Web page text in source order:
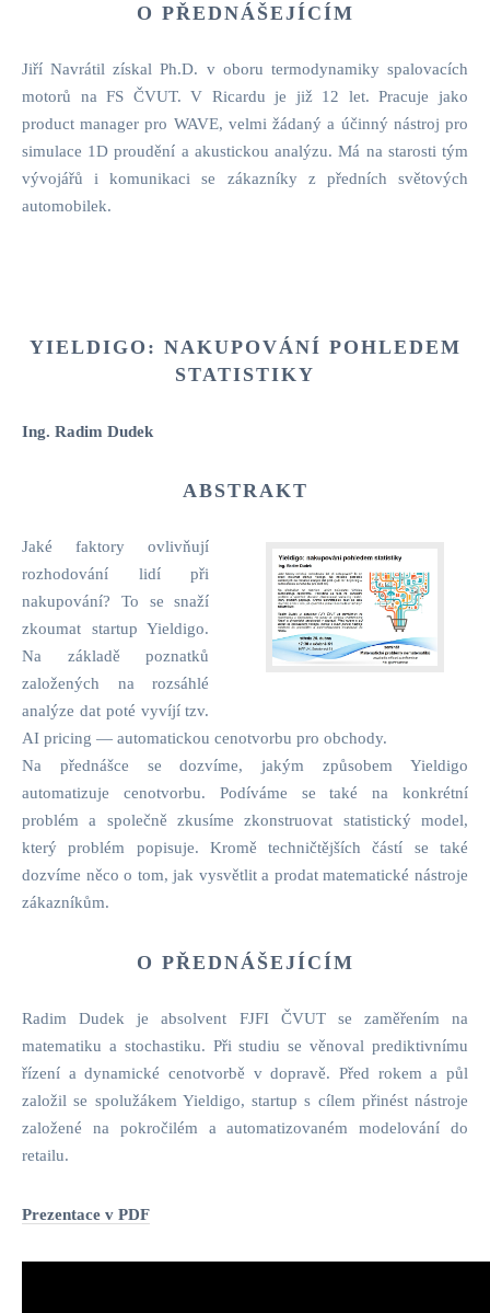
O PŘEDNÁŠEJÍCÍM
Jiří Navrátil získal Ph.D. v oboru termodynamiky spalovacích
motorů na FS ČVUT. V Ricardu je již 12 let. Pracuje jako
product manager pro WAVE, velmi žádaný a účinný nástroj pro
simulace 1D proudění a akustickou analýzu. Má na starosti tým
vývojářů i komunikaci se zákazníky z předních světových
automobilek.
YIELDIGO: NAKUPOVÁNÍ POHLEDEM
STATISTIKY
Ing. Radim Dudek
ABSTRAKT
Jaké faktory ovlivňují
rozhodování lidí při
nakupování? To se snaží
zkoumat startup Yieldigo.
Na základě poznatků
založených na rozsáhlé
analýze dat poté vyvíjí tzv.
AI pricing — automatickou cenotvorbu pro obchody.
Na přednášce se dozvíme, jakým způsobem Yieldigo
automatizuje cenotvorbu. Podíváme se také na konkrétní
problém a společně zkusíme zkonstruovat statistický model,
který problém popisuje. Kromě techničtějších částí se také
dozvíme něco o tom, jak vysvětlit a prodat matematické nástroje
zákazníkům.
O PŘEDNÁŠEJÍCÍM
Radim Dudek je absolvent FJFI ČVUT se zaměřením na
matematiku a stochastiku. Při studiu se věnoval prediktivnímu
řízení a dynamické cenotvorbě v dopravě. Před rokem a půl
založil se spolužákem Yieldigo, startup s cílem přinést nástroje
založené na pokročilém a automatizovaném modelování do
retailu.
Prezentace v PDF